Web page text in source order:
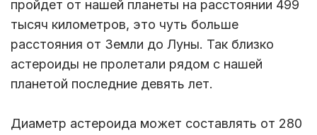
пройдет от нашей планеты на расстоянии 499
тысяч километров, это чуть больше
расстояния от Земли до Луны. Так близко
астероиды не пролетали рядом с нашей
планетой последние девять лет.
Диаметр астероида может составлять от 280